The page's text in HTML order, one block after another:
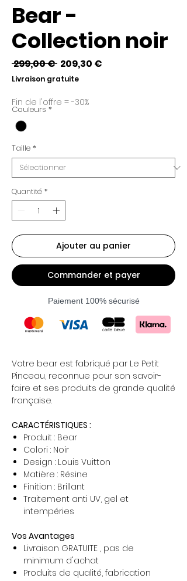
Bear -
Collection noir
299,00 € Prix
original
209,30 €
Livraison gratuite
Fin de l'offre = -30%
Couleurs *
Taille *
Quantité *
Ajouter au panier
Commander et payer
Paiement 100% sécurisé
Votre bear est fabriqué par Le Petit
Pinceau, reconnue pour son savoir-
faire et ses produits de grande qualité
française.
CARACTÉRISTIQUES :
Produit : Bear
Colori : Noir
Design : Louis Vuitton
Matière : Résine
Finition : Brillant
Traitement anti UV, gel et
intempéries
Vos Avantages
Livraison GRATUITE , pas de
minimum d'achat
Produits de qualité, fabrication